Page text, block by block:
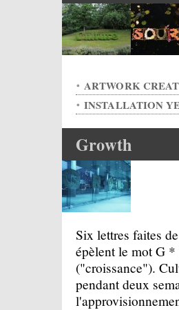
ARTWORK
INSTALLATION
Growth
Six lettres faites
épèlent le mot G
("croissance").
pendant deux